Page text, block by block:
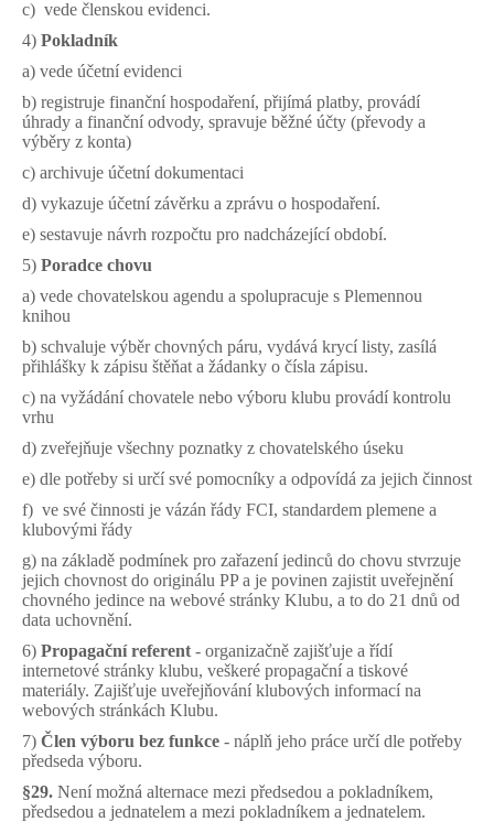
c) vede členskou evidenci.
4) Pokladník
a) vede účetní evidenci
b) registruje finanční hospodaření, přijímá platby, provádí
úhrady a finanční odvody, spravuje běžné účty (převody a
výběry z konta)
c) archivuje účetní dokumentaci
d) vykazuje účetní závěrku a zprávu o hospodaření.
e) sestavuje návrh rozpočtu pro nadcházející období.
5) Poradce chovu
a) vede chovatelskou agendu a spolupracuje s Plemennou
knihou
b) schvaluje výběr chovných páru, vydává krycí listy, zasílá
přihlášky k zápisu štěňat a žádanky o čísla zápisu.
c) na vyžádání chovatele nebo výboru klubu provádí kontrolu
vrhu
d) zveřejňuje všechny poznatky z chovatelského úseku
e) dle potřeby si určí své pomocníky a odpovídá za jejich činnost
f) ve své činnosti je vázán řády FCI, standardem plemene a
klubovými řády
g) na základě podmínek pro zařazení jedinců do chovu stvrzuje
jejich chovnost do originálu PP a je povinen zajistit uveřejnění
chovného jedince na webové stránky Klubu, a to do 21 dnů od
data uchovnění.
6) Propagační referent - organizačně zajišťuje a řídí
internetové stránky klubu, veškeré propagační a tiskové
materiály. Zajišťuje uveřejňování klubových informací na
webových stránkách Klubu.
7) Člen výboru bez funkce - náplň jeho práce určí dle potřeby
předseda výboru.
§29. Není možná alternace mezi předsedou a pokladníkem,
předsedou a jednatelem a mezi pokladníkem a jednatelem.